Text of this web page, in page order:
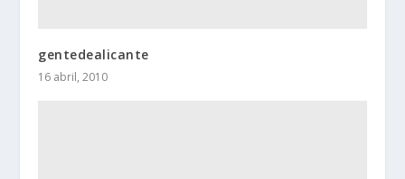
gentedealicante
16 abril, 2010